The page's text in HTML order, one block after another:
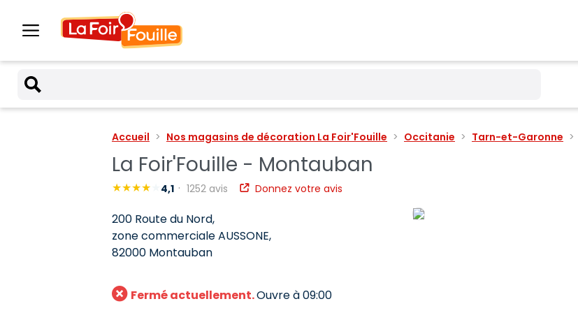
Accueil Nos magasins de décoration La Foir'Fouille Occitanie Tarn-et-Garonne
La Foir'Fouille - Montauban
4,1 1252 avis Donnez votre avis
200 Route du Nord,
zone commerciale AUSSONE,
82000 Montauban
Fermé actuellement.Ouvre à 09:00